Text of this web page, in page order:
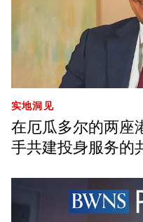
实地洞见
在厄瓜多尔的两座
手共建投身服务的